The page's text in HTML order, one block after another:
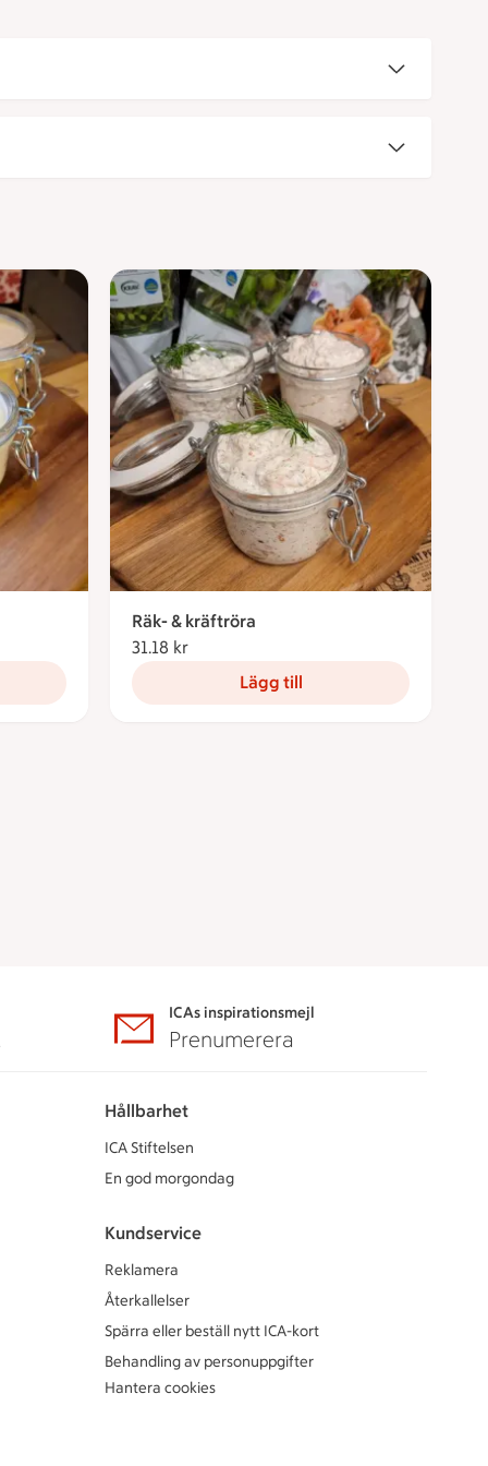
Räk- & kräftröra
31.18 kr
Lägg till
ICAs inspirationsmejl
Prenumerera
Hållbarhet
ICA Stiftelsen
En god morgondag
Kundservice
Reklamera
Återkallelser
Spärra eller beställ nytt ICA-kort
Behandling av personuppgifter
Hantera cookies